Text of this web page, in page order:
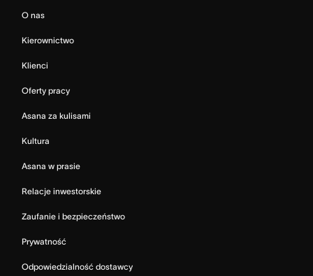
O nas
Kierownictwo
Klienci
Oferty pracy
Asana za kulisami
Kultura
Asana w prasie
Relacje inwestorskie
Zaufanie i bezpieczeństwo
Prywatność
Odpowiedzialność dostawcy